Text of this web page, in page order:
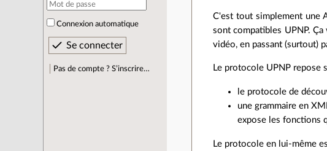
Connexion automatique
Pas de compte ? S’inscrire…
C'est tout simplement une
sont compatibles UPNP.
vidéo, en passant (surtout)
Le protocole UPNP repose
le protocole de
une grammaire en
expose les fonctions
Le protocole en lui-même